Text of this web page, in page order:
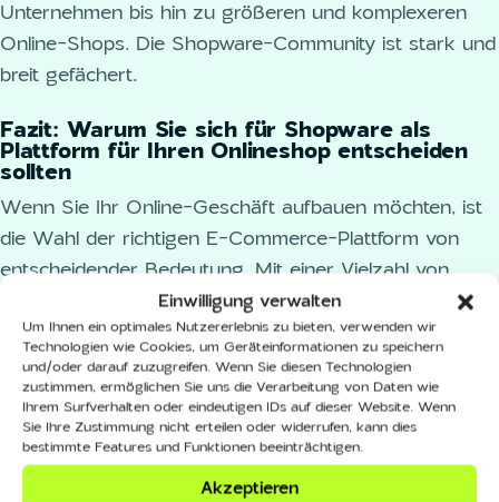
Einwilligung verwalten
Um Ihnen ein optimales Nutzererlebnis zu bieten, verwenden wir
Technologien wie Cookies, um Geräteinformationen zu speichern
und/oder darauf zuzugreifen. Wenn Sie diesen Technologien
zustimmen, ermöglichen Sie uns die Verarbeitung von Daten wie
Ihrem Surfverhalten oder eindeutigen IDs auf dieser Website. Wenn
Sie Ihre Zustimmung nicht erteilen oder widerrufen, kann dies
bestimmte Features und Funktionen beeinträchtigen.
Akzeptieren
Unternehmen bis hin zu größeren und komplexeren
Online-Shops. Die Shopware-Community ist stark und
breit gefächert.
Fazit: Warum Sie sich für Shopware als
Plattform für Ihren Onlineshop entscheiden
sollten
Wenn Sie Ihr Online-Geschäft aufbauen möchten, ist
die Wahl der richtigen E-Commerce-Plattform von
entscheidender Bedeutung. Mit einer Vielzahl von
Optionen auf dem Markt kann es jedoch schwierig
sein, die richtige Wahl zu treffen. Aus diesem Grund
empfehlen wir dringend, Shopware als Ihre bevorzugte
Plattform in Betracht zu ziehen. Warum? Nun,
zunächst bietet Shopware eine unglaubliche Auswahl
an Funktionen und Dienstleistungen, die die
Bedürfnisse Ihres Unternehmens optimal unterstützen